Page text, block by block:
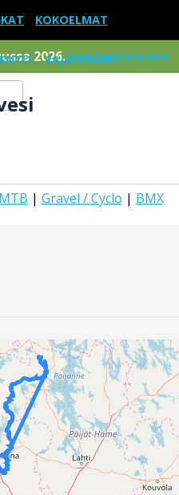
KOKOELMAT
RAJOITUKSET
2026.Lue tarkemmin
MTB | Gravel / Cyclo | BMX